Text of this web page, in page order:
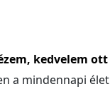
kedvelem ott
a mindennapi élet